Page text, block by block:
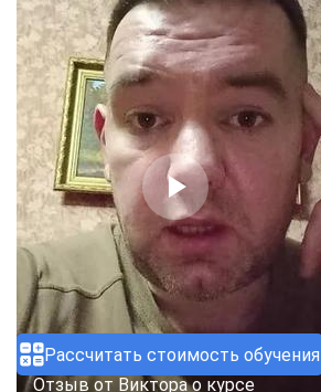
Рассчитать стоимость обучения
Отзыв от Виктора о курсе